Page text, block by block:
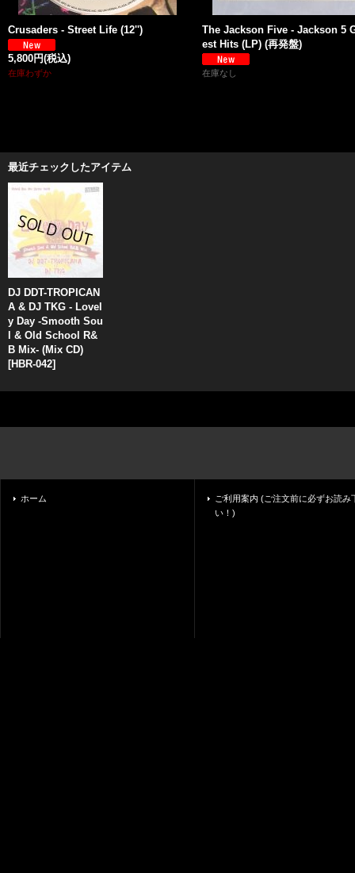
Crusaders - Street Life (12'')
5,800円(税込)
在庫わずか
The Jackson Five - Jackson 5
est Hits (LP) (再発盤)
在庫なし
最近チェックしたアイテム
DJ DDT-TROPICAN
A & DJ TKG - Lovel
y Day -Smooth Sou
l & Old School R&
B Mix- (Mix CD)
[HBR-042]
ホーム
ご利用案内 (ご注文前に必ずお読み
い！)